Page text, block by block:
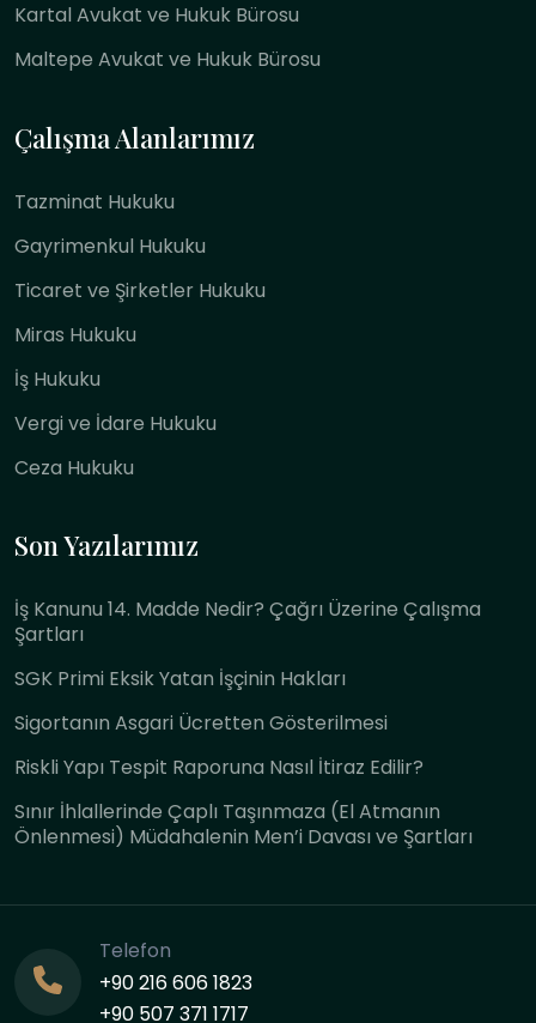
Kartal Avukat ve Hukuk Bürosu
Maltepe Avukat ve Hukuk Bürosu
Çalışma Alanlarımız
Tazminat Hukuku
Gayrimenkul Hukuku
Ticaret ve Şirketler Hukuku
Miras Hukuku
İş Hukuku
Vergi ve İdare Hukuku
Ceza Hukuku
Son Yazılarımız
İş Kanunu 14. Madde Nedir? Çağrı Üzerine Çalışma
Şartları
SGK Primi Eksik Yatan İşçinin Hakları
Sigortanın Asgari Ücretten Gösterilmesi
Riskli Yapı Tespit Raporuna Nasıl İtiraz Edilir?
Sınır İhlallerinde Çaplı Taşınmaza (El Atmanın
Önlenmesi) Müdahalenin Men’i Davası ve Şartları
Telefon
+90 216 606 1823
+90 507 371 1717